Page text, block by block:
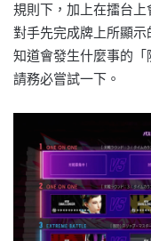
規則下，加上在擂台
對手先完成牌上所顯
知道會發生什麼事的「
請務必嘗試一下。